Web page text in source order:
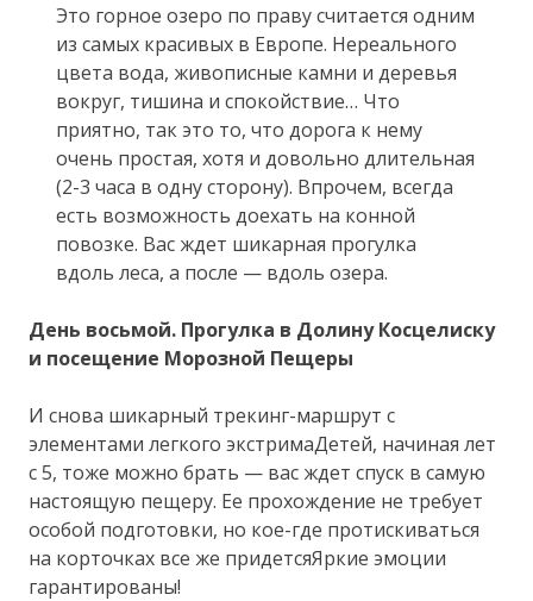
Это горное озеро по праву считается одним
из самых красивых в Европе. Нереального
цвета вода, живописные камни и деревья
вокруг, тишина и спокойствие… Что
приятно, так это то, что дорога к нему
очень простая, хотя и довольно длительная
(2-3 часа в одну сторону). Впрочем, всегда
есть возможность доехать на конной
повозке. Вас ждет шикарная прогулка
вдоль леса, а после — вдоль озера.
День восьмой. Прогулка в Долину Косцелиску
и посещение Морозной Пещеры
И снова шикарный трекинг-маршрут с
элементами легкого экстримаДетей, начиная лет
с 5, тоже можно брать — вас ждет спуск в самую
настоящую пещеру. Ее прохождение не требует
особой подготовки, но кое-где протискиваться
на корточках все же придетсяЯркие эмоции
гарантированы!